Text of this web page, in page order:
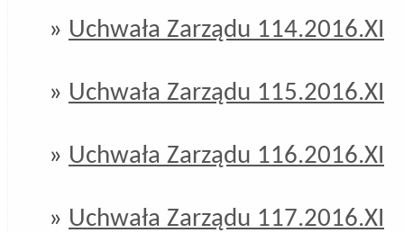
» Uchwała Zarządu 114.2016.XI
» Uchwała Zarządu 115.2016.XI
» Uchwała Zarządu 116.2016.XI
» Uchwała Zarządu 117.2016.XI